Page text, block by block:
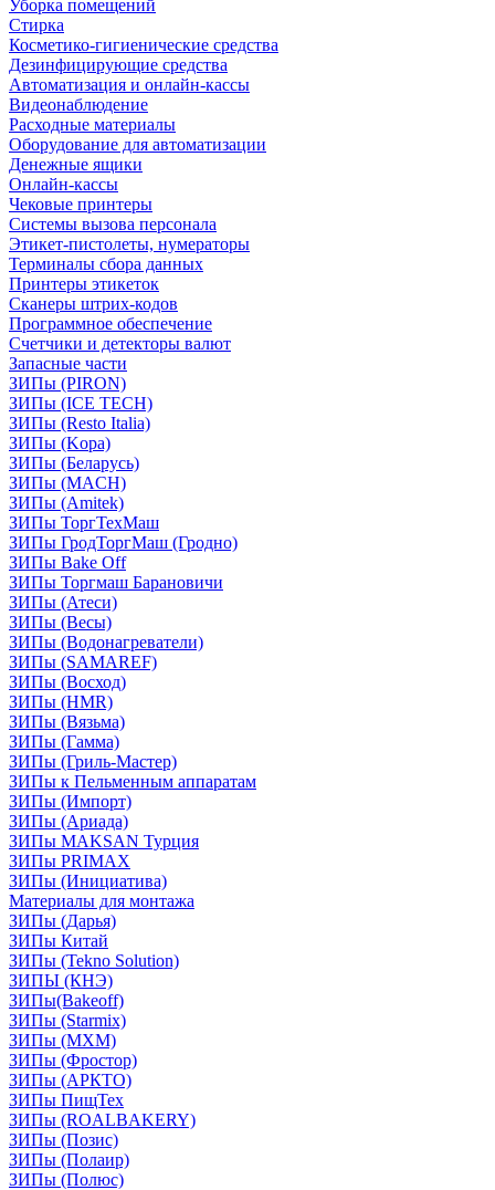
Уборка помещений
Стирка
Косметико-гигиенические средства
Дезинфицирующие средства
Автоматизация и онлайн-кассы
Видеонаблюдение
Расходные материалы
Оборудование для автоматизации
Денежные ящики
Онлайн-кассы
Чековые принтеры
Системы вызова персонала
Этикет-пистолеты, нумераторы
Терминалы сбора данных
Принтеры этикеток
Сканеры штрих-кодов
Программное обеспечение
Счетчики и детекторы валют
Запасные части
ЗИПы (PIRON)
ЗИПы (ICE TECH)
ЗИПы (Resto Italia)
ЗИПы (Kopa)
ЗИПы (Беларусь)
ЗИПы (MACH)
ЗИПы (Amitek)
ЗИПы ТоргТехМаш
ЗИПы ГродТоргМаш (Гродно)
ЗИПы Bake Off
ЗИПы Торгмаш Барановичи
ЗИПы (Атеси)
ЗИПы (Весы)
ЗИПы (Водонагреватели)
ЗИПы (SAMAREF)
ЗИПы (Восход)
ЗИПы (HMR)
ЗИПы (Вязьма)
ЗИПы (Гамма)
ЗИПы (Гриль-Мастер)
ЗИПы к Пельменным аппаратам
ЗИПы (Импорт)
ЗИПы (Ариада)
ЗИПы MAKSAN Турция
ЗИПы PRIMAX
ЗИПы (Инициатива)
Материалы для монтажа
ЗИПы (Дарья)
ЗИПы Китай
ЗИПы (Tekno Solution)
ЗИПЫ (КНЭ)
ЗИПы(Bakeoff)
ЗИПы (Starmix)
ЗИПы (МХМ)
ЗИПы (Фростор)
ЗИПы (АРКТО)
ЗИПы ПищТех
ЗИПы (ROALBAKERY)
ЗИПы (Позис)
ЗИПы (Полаир)
ЗИПы (Полюс)